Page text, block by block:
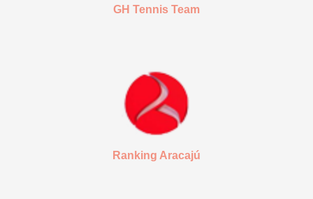
GH Tennis Team
Ranking Aracajú